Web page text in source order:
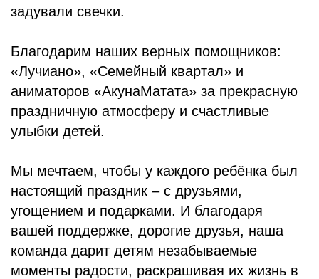
задували свечки.
Благодарим наших верных помощников:
«Лучиано», «Семейный квартал» и
аниматоров «АкунаМатата» за прекрасную
праздничную атмосферу и счастливые
улыбки детей.
Мы мечтаем, чтобы у каждого ребёнка был
настоящий праздник – с друзьями,
угощением и подарками. И благодаря
вашей поддержке, дорогие друзья, наша
команда дарит детям незабываемые
моменты радости, раскрашивая их жизнь в